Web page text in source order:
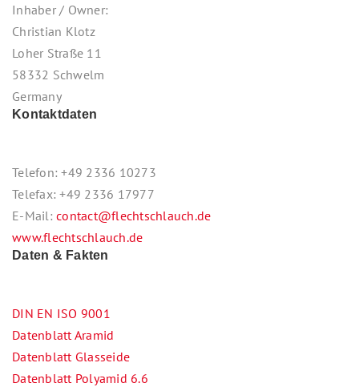
Inhaber / Owner:
Christian Klotz
Loher Straße 11
58332 Schwelm
Germany
Kontaktdaten
Telefon: +49 2336 10273
Telefax: +49 2336 17977
E-Mail: contact@flechtschlauch.de
www.flechtschlauch.de
Daten & Fakten
DIN EN ISO 9001
Datenblatt Aramid
Datenblatt Glasseide
Datenblatt Polyamid 6.6